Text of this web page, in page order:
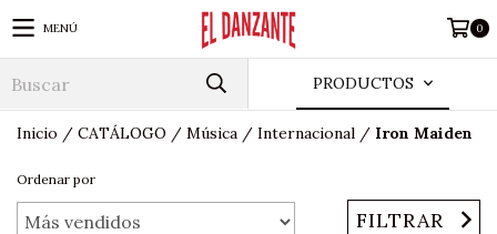
MENÚ 0
PRODUCTOS
Inicio / CATÁLOGO / Música / Internacional / Iron Maiden
Ordenar por
FILTRAR